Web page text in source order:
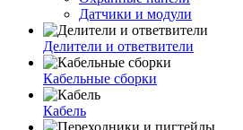
Датчики и модули
Делители и ответвители
Кабельные сборки
Кабель